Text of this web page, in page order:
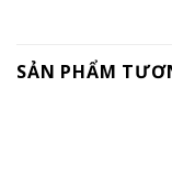
SẢN PHẨM